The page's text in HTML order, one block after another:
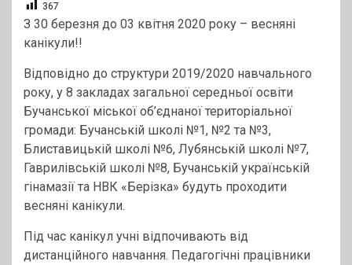
367
З 30 березня до 03 квітня 2020 року – весняні
канікули!!
Відповідно до структури 2019/2020 навчального
року, у 8 закладах загальної середньої освіти
Бучанської міської об’єднаної територіальної
громади: Бучанській школі №1, №2 та №3,
Блиставицькій школі №6, Лубянській школі №7,
Гаврилівській школі №8, Бучанській українській
гінамазії та НВК «Берізка» будуть проходити
весняні канікули.
Під час канікул учні відпочивають від
дистанційного навчання. Педагогічні працівники